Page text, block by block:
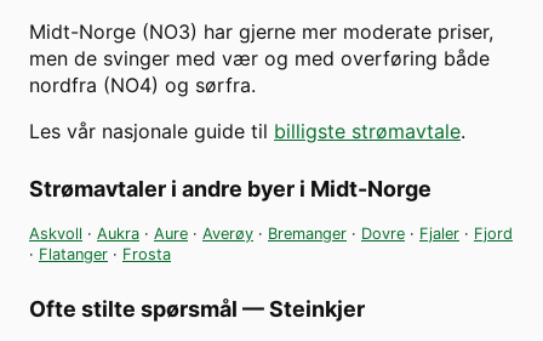
Midt-Norge (NO3) har gjerne mer moderate priser,
men de svinger med vær og med overføring både
nordfra (NO4) og sørfra.
Les vår nasjonale guide til billigste strømavtale.
Strømavtaler i andre byer i Midt-Norge
Askvoll · Aukra · Aure · Averøy · Bremanger · Dovre · Fjaler · Fjord
· Flatanger · Frosta
Ofte stilte spørsmål —Steinkjer